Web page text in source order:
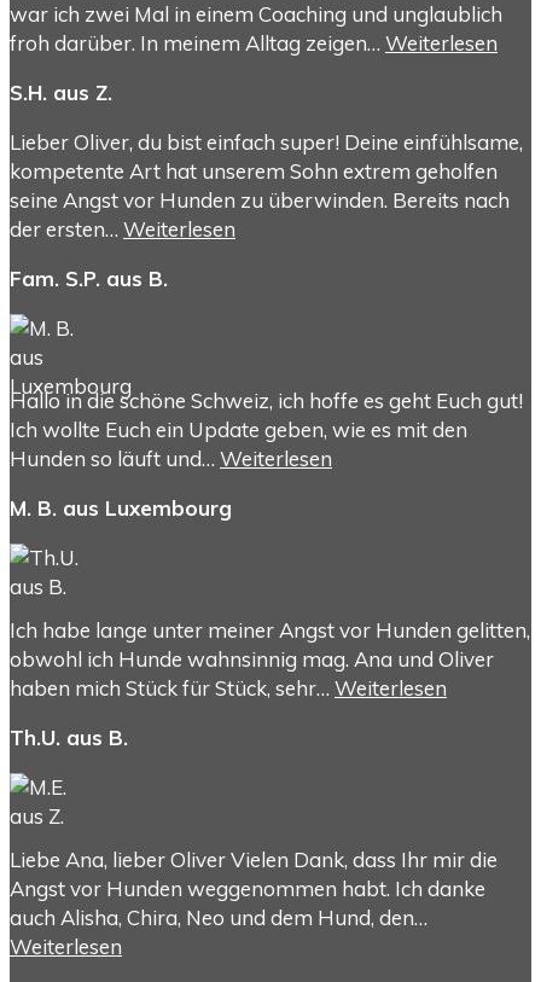
war ich zwei Mal in einem Coaching und unglaublich
froh darüber. In meinem Alltag zeigen… Weiterlesen
S.H. aus Z.
Lieber Oliver, du bist einfach super! Deine einfühlsame,
kompetente Art hat unserem Sohn extrem geholfen
seine Angst vor Hunden zu überwinden. Bereits nach
der ersten… Weiterlesen
Fam. S.P. aus B.
Hallo in die schöne Schweiz, ich hoffe es geht Euch gut!
Ich wollte Euch ein Update geben, wie es mit den
Hunden so läuft und… Weiterlesen
M. B. aus Luxembourg
Ich habe lange unter meiner Angst vor Hunden gelitten,
obwohl ich Hunde wahnsinnig mag. Ana und Oliver
haben mich Stück für Stück, sehr… Weiterlesen
Th.U. aus B.
Liebe Ana, lieber Oliver Vielen Dank, dass Ihr mir die
Angst vor Hunden weggenommen habt. Ich danke
auch Alisha, Chira, Neo und dem Hund, den…
Weiterlesen